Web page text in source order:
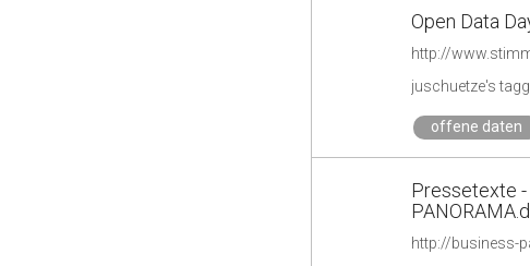
Open Data
http://
juschuetze's
offene daten
Pressetexte -
http://business-